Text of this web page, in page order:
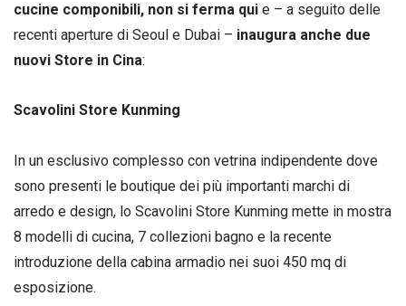
cucine componibili, non si ferma qui e – a seguito delle
recenti aperture di Seoul e Dubai – inaugura anche due
nuovi Store in Cina:
Scavolini Store Kunming
In un esclusivo complesso con vetrina indipendente dove
sono presenti le boutique dei più importanti marchi di
arredo e design, lo Scavolini Store Kunming mette in mostra
8 modelli di cucina, 7 collezioni bagno e la recente
introduzione della cabina armadio nei suoi 450 mq di
esposizione.